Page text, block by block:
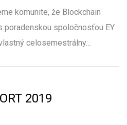
komunite, že Blockchain
poradenskou spoločnosťou EY
celosemestrálny…
2019